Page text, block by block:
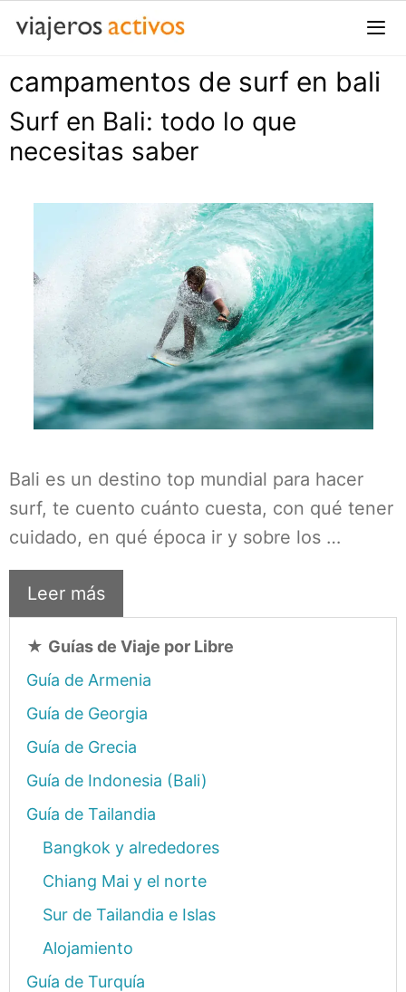
Saltar
contenido
campamentos de surf en bali
Surf en Bali: todo lo que
necesitas saber
Bali es un destino top mundial para hacer
surf, te cuento cuánto cuesta, con qué tener
cuidado, en qué época ir y sobre los …
Leer más
★ Guías de Viaje por Libre
Guía de Armenia
Guía de Georgia
Guía de Grecia
Guía de Indonesia (Bali)
Guía de Tailandia
Bangkok y alrededores
Chiang Mai y el norte
Sur de Tailandia e Islas
Alojamiento
Guía de Turquía